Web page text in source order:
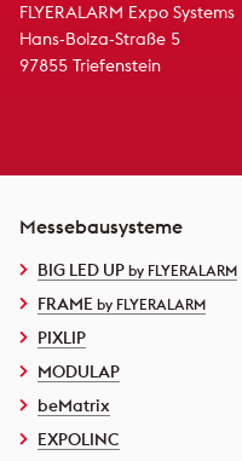
FLYERALARM Expo Systems
Hans-Bolza-Straße 5
97855 Triefenstein
Messebausysteme
BIG LED UP by FLYERALARM
FRAME by FLYERALARM
PIXLIP
MODULAP
beMatrix
EXPOLINC